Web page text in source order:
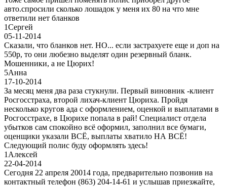
авто.спросили сколько лошадок у меня их 80 на что мне
ответили нет бланков
1Сергей
05-11-2014
Сказали, что бланков нет. НО... если застрахуете еще и доп на
550р, то они любезно выделят один резервный бланк.
Мошенники, а не Цюрих!
5Анна
17-10-2014
За месяц меня два раза стукнули. Первый виновник -клиент
Росгосстраха, второй лихач-клиент Цюриха. Пройдя
несколько кругов ада с оформлением, оценкой и выплатами в
Росгосстрахе, в Цюрихе попала в рай! Специалист отдела
убытков сам спокойно всё оформил, заполнил все бумаги,
оценщики указали ВСЁ, выплаты хватило НА ВСЁ!
Следующий полис буду оформлять здесь!
1 Алексей
22-04-2014
Сегодня 22 апреля 20014 года, предварительно позвонив на
контактный телефон (863) 204-14-61 и услышав приезжайте,